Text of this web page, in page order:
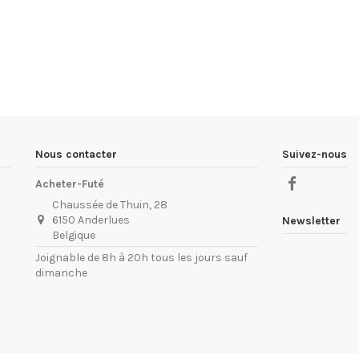
Nous contacter
Acheter-Futé
Chaussée de Thuin, 28
6150 Anderlues
Belgique
Joignable de 8h à 20h tous les jours sauf
dimanche
Suivez-nous
Newsletter